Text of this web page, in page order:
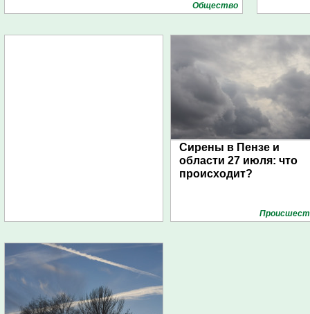
Общество
Сирены в Пензе и
области 27 июля: что
происходит?